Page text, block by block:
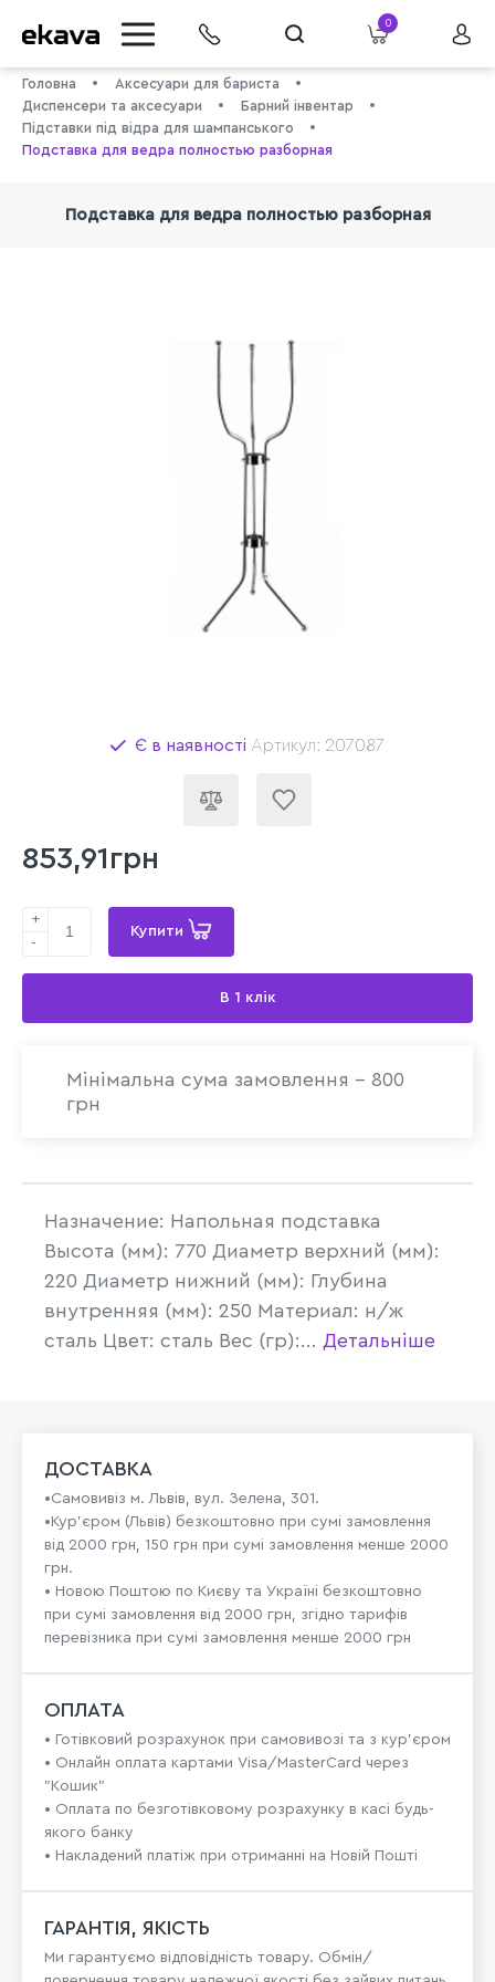
0
Головна
Аксесуари для бариста
Диспенсери та аксесуари
Барний інвентар
Підставки під відра для шампанського
Подставка для ведра полностью разборная
Подставка для ведра полностью разборная
Є в наявності Артикул: 207087
853,91грн
+
-
Купити
В 1 клік
Мінімальна сума замовлення - 800
грн
Назначение: Напольная подставка
Высота (мм): 770 Диаметр верхний (мм):
220 Диаметр нижний (мм): Глубина
внутренняя (мм): 250 Материал: н/ж
сталь Цвет: сталь Вес (гр):... Детальніше
ДОСТАВКА
•Самовивіз м. Львів, вул. Зелена, 301.
•Кур'єром (Львів) безкоштовно при сумі замовлення
від 2000 грн, 150 грн при сумі замовлення менше 2000
грн.
• Новою Поштою по Києву та Україні безкоштовно
при сумі замовлення від 2000 грн, згідно тарифів
перевізника при сумі замовлення менше 2000 грн
ОПЛАТА
• Готівковий розрахунок при самовивозі та з кур’єром
• Онлайн оплата картами Visa/MasterCard через
"Кошик"
• Оплата по безготівковому розрахунку в касі будь-
якого банку
• Накладений платіж при отриманні на Новій Пошті
ГАРАНТІЯ, ЯКІСТЬ
Ми гарантуємо відповідність товару. Обмін/